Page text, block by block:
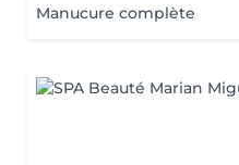
Manucure complète